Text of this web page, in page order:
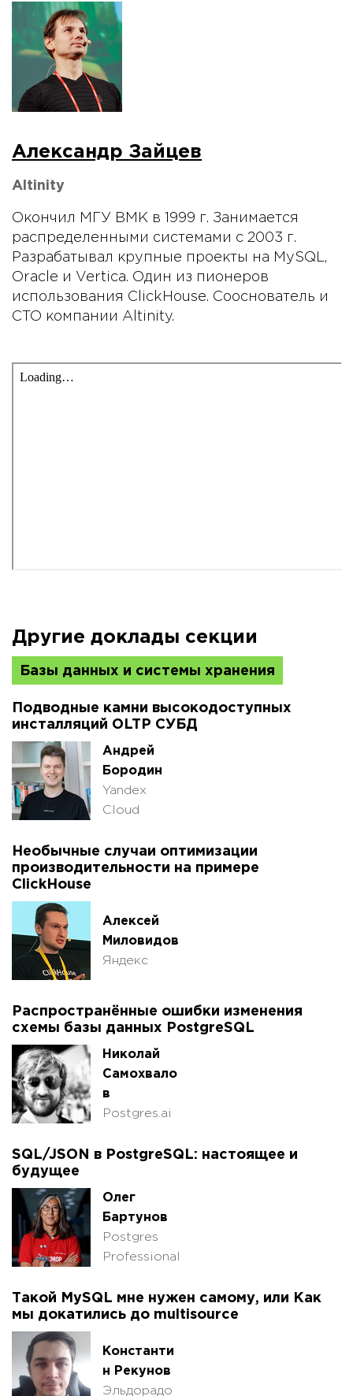
Александр Зайцев
Altinity
Окончил МГУ ВМК в 1999 г. Занимается
распределенными системами с 2003 г.
Разрабатывал крупные проекты на MySQL,
Oracle и Vertica. Один из пионеров
использования ClickHouse. Сооснователь и
CTO компании Altinity.
Другие доклады секции
Базы данных и системы хранения
Подводные камни высокодоступных
инсталляций OLTP СУБД
Андрей
Бородин
Yandex
Cloud
Необычные случаи оптимизации
производительности на примере
ClickHouse
Алексей
Миловидов
Яндекс
Распространённые ошибки изменения
схемы базы данных PostgreSQL
Николай
Самохвало
в
Postgres.ai
SQL/JSON в PostgreSQL: настоящее и
будущее
Олег
Бартунов
Postgres
Professional
Такой MySQL мне нужен самому, или Как
мы докатились до multisource
Константи
н Рекунов
Эльдорадо